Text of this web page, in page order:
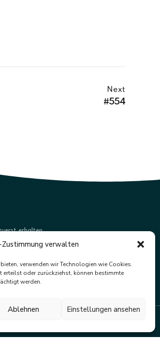
Zustimmung verwalten
verwenden wir Technologien wie Cookies.
oder zurückziehst, können bestimmte
werden.
Ablehnen Einstellungen ansehen
Next
#554
erhalten.
Abonnieren